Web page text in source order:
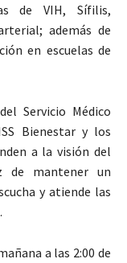
de VIH, Sífilis,
además de
en escuelas de
Servicio Médico
Bienestar y los
a la visión del
de mantener un
y atiende las
a las 2:00 de